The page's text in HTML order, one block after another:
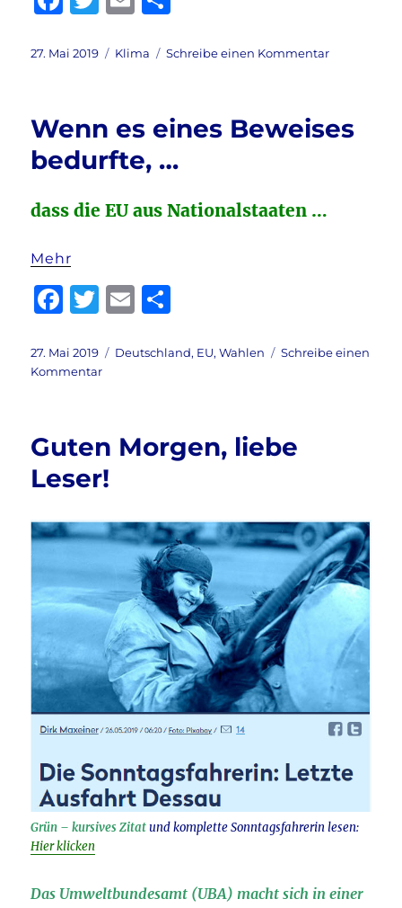
c
b
o
o
k
it
r
ai le
Veröffentlicht
27. Mai 2019 Kategorien
Klima Schreibe einen Kommentarzu
und
Wenn es eines Beweises
bedurfte, …
dass die EU aus Nationalstaaten …
Mehr
F
c
e
o
o
k
T
it
te
E
ai le
Veröffentlicht
am
27. Mai 2019 Kategorien
Deutschland, EU,Wahlen
Schreibe einen
Kommentarzu
Beweises
…
Guten Morgen, liebe
Leser!
Grün – kursives Zitat und komplette Sonntagsfahrerin lesen:
Hier klicken
Das Umweltbundesamt (UBA) macht sich in einer